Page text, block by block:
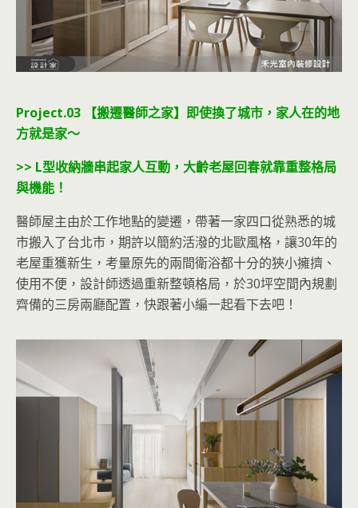
Project.03 【搬遷醫師之家】即使換了城市，家人在的地
方就是家～
>> L型收納牆串起家人互動，大齡老屋回春就靠重整格局
與機能！
醫師屋主由於工作地點的變遷，帶著一家四口從熟悉的城
市搬入了台北市，期許以簡約活潑的北歐風格，讓30年的
老屋重獲新生，考量原先的兩間衛浴都十分的狹小擁擠、
使用不便，設計師透過重新整頓格局，於30坪空間內規劃
齊備的三房兩廳配置，快跟著小編一起看下去吧！